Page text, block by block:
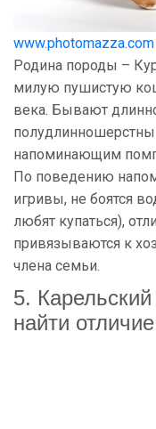
www.photomazza.com
Родина породы –
милую пушистую
века. Бывают
напоминающим
По поведению
игривы, не боятся
любят купаться),
привязываются к
члена семьи.
5.
найти отличие